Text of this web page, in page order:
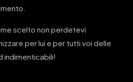
scelto non perdetevi
per lui e per tutti voi delle
indimenticabili!